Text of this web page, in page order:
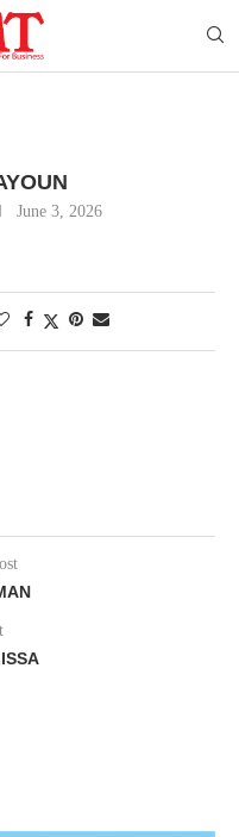
June 3, 2026